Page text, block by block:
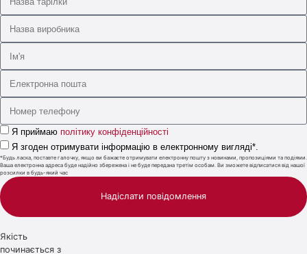
Я приймаю політику конфіденційності
Я згоден отримувати інформацію в електронному вигляді*.
*Будь ласка, поставте галочку, якщо ви бажаєте отримувати електронну пошту з новинами, пропозиціями та подіями.
Ваша електронна адреса буде надійно збережена і не буде передана третім особам. Ви зможете відписатися від нашої
розсилки в будь-який час
Надіслати повідомлення
Якість
починається з